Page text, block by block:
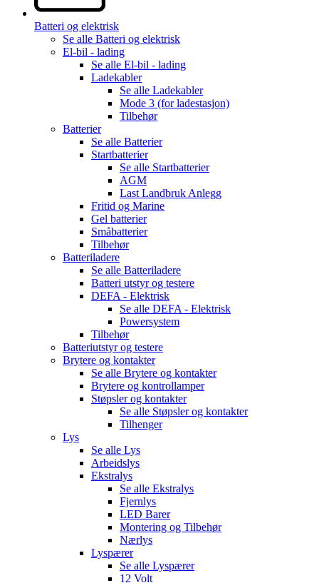
Batteri og elektrisk
Se alle Batteri og elektrisk
El-bil - lading
Se alle El-bil - lading
Ladekabler
Se alle Ladekabler
Mode 3 (for ladestasjon)
Tilbehør
Batterier
Se alle Batterier
Startbatterier
Se alle Startbatterier
AGM
Last Landbruk Anlegg
Fritid og Marine
Gel batterier
Småbatterier
Tilbehør
Batteriladere
Se alle Batteriladere
Batteri utstyr og testere
DEFA - Elektrisk
Se alle DEFA - Elektrisk
Powersystem
Tilbehør
Batteriutstyr og testere
Brytere og kontakter
Se alle Brytere og kontakter
Brytere og kontrollamper
Støpsler og kontakter
Se alle Støpsler og kontakter
Tilhenger
Lys
Se alle Lys
Arbeidslys
Ekstralys
Se alle Ekstralys
Fjernlys
LED Barer
Montering og Tilbehør
Nærlys
Lyspærer
Se alle Lyspærer
12 Volt